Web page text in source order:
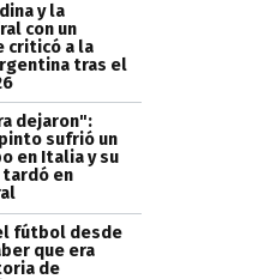
y la
con un
criticó a la
tras el
dejaron":
sufrió un
en Italia y su
tardó en
fútbol desde
que era
de